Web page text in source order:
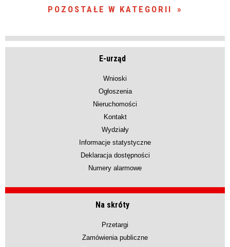
POZOSTAŁE W KATEGORII
E-urząd
Wnioski
Ogłoszenia
Nieruchomości
Kontakt
Wydziały
Informacje statystyczne
Deklaracja dostępności
Numery alarmowe
Na skróty
Przetargi
Zamówienia publiczne